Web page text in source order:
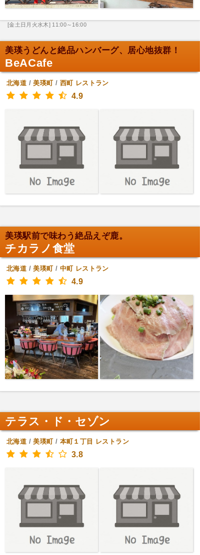
[金土日月火水木] 11:00～16:00
美瑛うどんと絶品ハンバーグ、居心地抜群！
BeACafe
北海道 /美瑛町/ 西町 レストラン
4.9
美瑛駅前で味わう絶品えぞ鹿。
チカラノ食堂
北海道 /美瑛町/ 中町 レストラン
4.9
テラス・ド・セゾン
北海道 /美瑛町/ 本町１丁目 レストラン
3.8